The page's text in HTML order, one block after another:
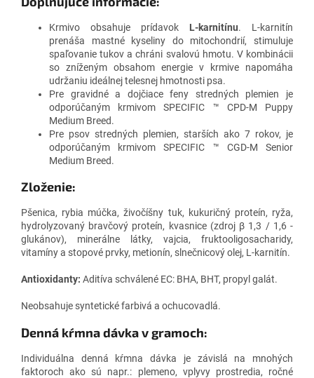
Krmivo obsahuje prídavok L-karnitínu.
L-karnitín
prenáša mastné kyseliny do mitochondrií, stimuluje
spaľovanie tukov a chráni svalovú hmotu. V kombinácii
so zníženým obsahom energie v krmive napomáha
udržaniu ideálnej telesnej hmotnosti psa.
Pre gravidné a dojčiace feny stredných plemien je
odporúčaným krmivom SPECIFIC ™ CPD-M Puppy
Medium Breed.
Pre psov stredných plemien, starších ako 7 rokov, je
odporúčaným krmivom SPECIFIC ™ CGD-M Senior
Medium Breed.
Zloženie:
Pšenica, rybia múčka, živočíšny tuk, kukuričný proteín, ryža,
hydrolyzovaný bravčový proteín, kvasnice (zdroj β 1,3 / 1,6 -
glukánov), minerálne látky, vajcia, fruktooligosacharidy,
vitamíny a stopové prvky, metionín, slnečnicový olej, L-karnitín.
Antioxidanty: Aditíva schválené EC: BHA, BHT, propyl galát.
Neobsahuje syntetické farbivá a ochucovadlá.
Denná kŕmna dávka v gramoch:
Individuálna denná kŕmna dávka je závislá na mnohých
faktoroch ako sú napr.: plemeno, vplyvy prostredia, ročné